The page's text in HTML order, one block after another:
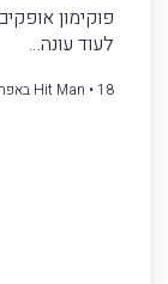
פוקימון
לעוד עונה…
Hit Man 18 באפריל 2026